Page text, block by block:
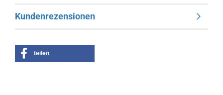
Kundenrezensionen
teilen